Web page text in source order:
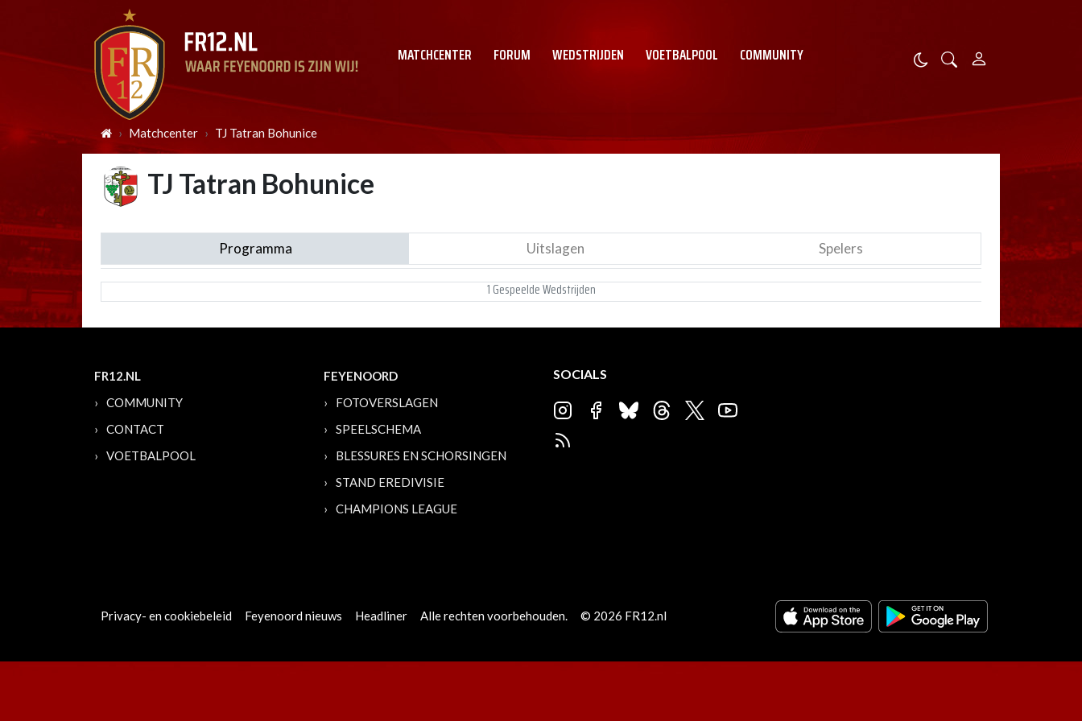
MATCHCENTER FORUM WEDSTRIJDEN VOETBALPOOL COMMUNITY
Matchcenter TJ Tatran Bohunice
TJ Tatran Bohunice
Programma Uitslagen Spelers
1 Gespeelde Wedstrijden
FR12.NL
COMMUNITY
CONTACT
VOETBALPOOL
FEYENOORD
FOTOVERSLAGEN
SPEELSCHEMA
BLESSURES EN SCHORSINGEN
STAND EREDIVISIE
CHAMPIONS LEAGUE
SOCIALS
Privacy- en cookiebeleid Feyenoord nieuws Headliner Alle rechten voorbehouden. © 2026 FR12.nl